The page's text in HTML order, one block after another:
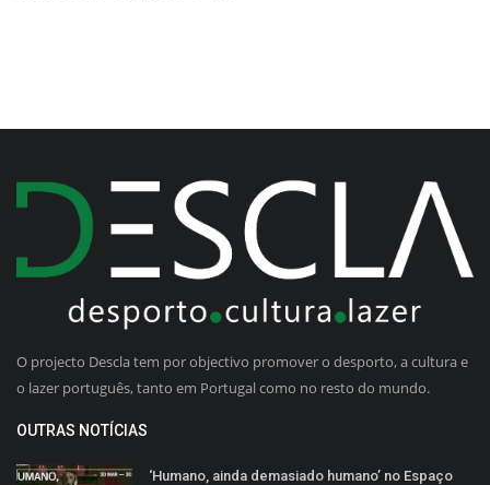
O projecto Descla tem por objectivo promover o desporto, a cultura e
o lazer português, tanto em Portugal como no resto do mundo.
OUTRAS NOTÍCIAS
‘Humano, ainda demasiado humano’ no Espaço